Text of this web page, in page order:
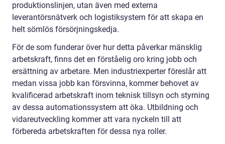
produktionslinjen, utan även med externa
leverantörsnätverk och logistiksystem för att skapa en
helt sömlös försörjningskedja.
För de som funderar över hur detta påverkar mänsklig
arbetskraft, finns det en förståelig oro kring jobb och
ersättning av arbetare. Men industriexperter föreslår att
medan vissa jobb kan försvinna, kommer behovet av
kvalificerad arbetskraft inom teknisk tillsyn och styrning
av dessa automationssystem att öka. Utbildning och
vidareutveckling kommer att vara nyckeln till att
förbereda arbetskraften för dessa nya roller.